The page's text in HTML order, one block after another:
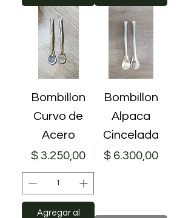
Bombillon
Curvo de
Acero
Precio
$ 3.250,00
Agregar al
Bombillon
Alpaca
Cincelada
Precio
$ 6.300,00